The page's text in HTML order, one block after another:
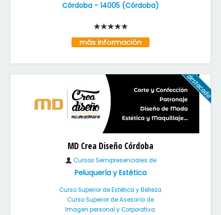
Córdoba - 14005 (Córdoba)
más información
MD Crea Diseño Córdoba
Cursos Semipresenciales de
Peluquería y Estética
Curso Superior de Estética y Belleza.
Curso Superior de Asesoría de
Imagen personal y Corporativa.